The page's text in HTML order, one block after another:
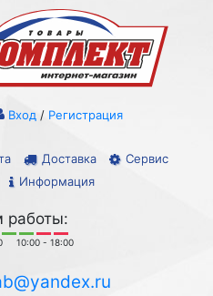
Доставка
Сервис
Информация
Вход / Регистрация
работы:
10:00 - 18:00